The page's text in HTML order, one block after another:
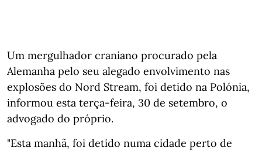
Um mergulhador craniano procurado pela
Alemanha pelo seu alegado envolvimento nas
explosões do Nord Stream, foi detido na Polónia,
informou esta terça-feira, 30 de setembro, o
advogado do próprio.
"Esta manhã, foi detido numa cidade perto de